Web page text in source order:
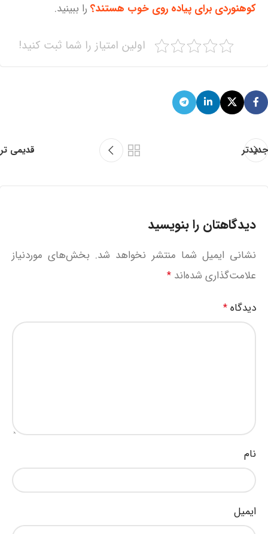
کوهنوردی برای پیاده روی خوب هستند؟ را ببینید.
اولین امتیاز را شما ثبت کنید!
جدیدتر قدیمی تر
دیدگاهتان را بنویسید
نشانی ایمیل شما منتشر نخواهد شد. بخش‌های موردنیاز
علامت‌گذاری شده‌اند *
دیدگاه *
نام
ایمیل